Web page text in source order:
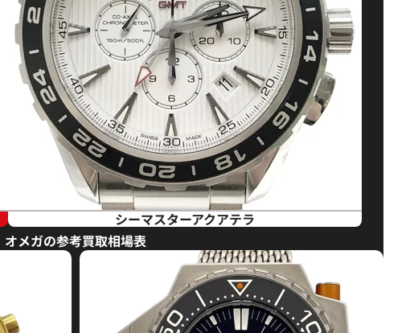
シーマスターアクアテラ
オメガの参考買取相場表